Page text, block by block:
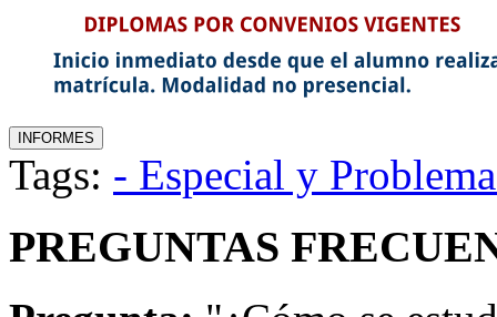
Tags: - Especial y
PREGUNTAS